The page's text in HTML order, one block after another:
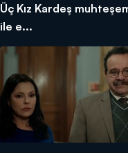
Üç Kız Kardeş
ile e...